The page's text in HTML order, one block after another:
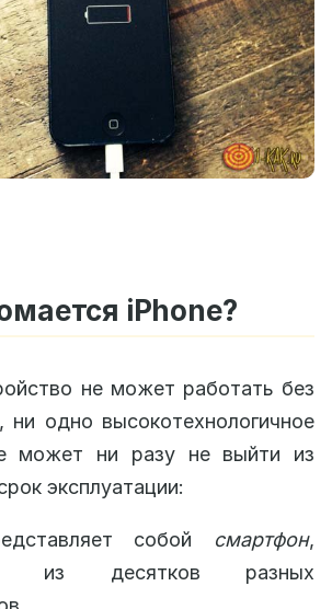
iPhone?
не может работать без
ни одно высокотехнологичное
может ни разу не выйти из
эксплуатации:
собой смартфон,
из десятков разных